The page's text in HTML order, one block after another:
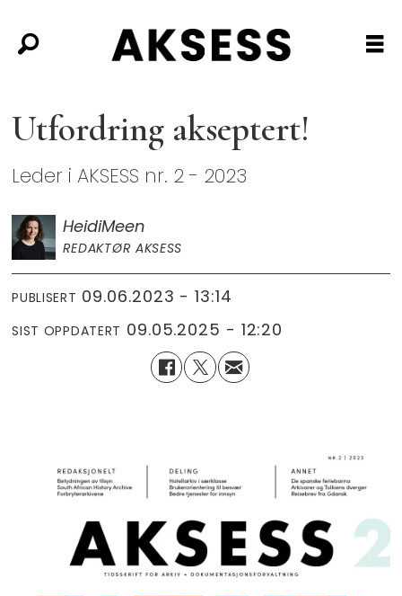
Utfordring akseptert!
Leder i AKSESS nr. 2 - 2023
HeidiMeen
REDAKTØR AKSESS
PUBLISERT 09.06.2023 - 13:14
SIST OPPDATERT 09.05.2025 - 12:20